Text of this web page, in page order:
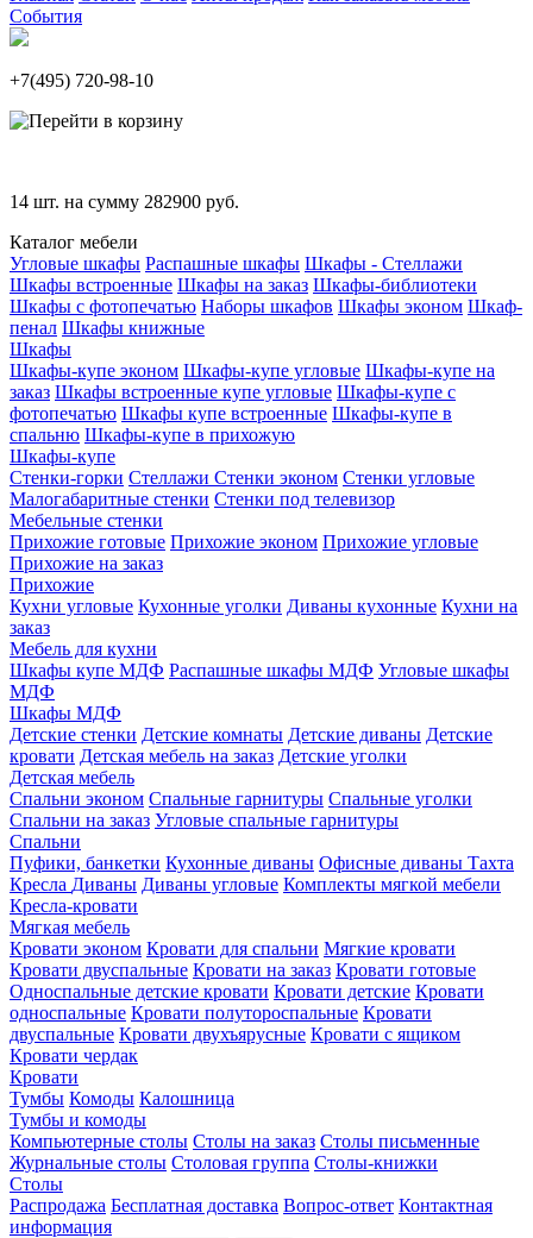
События
+7(495) 720-98-10
14 шт. на сумму 282900 руб.
Каталог мебели
Угловые шкафы Распашные шкафы Шкафы - Стеллажи
Шкафы встроенные Шкафы на заказ Шкафы-библиотеки
Шкафы с фотопечатью Наборы шкафов Шкафы эконом Шкаф-
пенал Шкафы книжные
Шкафы
Шкафы-купе эконом Шкафы-купе угловые Шкафы-купе на
заказ Шкафы встроенные купе угловые Шкафы-купе с
фотопечатью Шкафы купе встроенные Шкафы-купе в
спальню Шкафы-купе в прихожую
Шкафы-купе
Стенки-горки Стеллажи Стенки эконом Стенки угловые
Малогабаритные стенки Стенки под телевизор
Мебельные стенки
Прихожие готовые Прихожие эконом Прихожие угловые
Прихожие на заказ
Прихожие
Кухни угловые Кухонные уголки Диваны кухонные Кухни на
заказ
Мебель для кухни
Шкафы купе МДФ Распашные шкафы МДФ Угловые шкафы
МДФ
Шкафы МДФ
Детские стенки Детские комнаты Детские диваны Детские
кровати Детская мебель на заказ Детские уголки
Детская мебель
Спальни эконом Спальные гарнитуры Спальные уголки
Спальни на заказ Угловые спальные гарнитуры
Спальни
Пуфики, банкетки Кухонные диваны Офисные диваны Тахта
Кресла Диваны Диваны угловые Комплекты мягкой мебели
Кресла-кровати
Мягкая мебель
Кровати эконом Кровати для спальни Мягкие кровати
Кровати двуспальные Кровати на заказ Кровати готовые
Односпальные детские кровати Кровати детские Кровати
односпальные Кровати полутороспальные Кровати
двуспальные Кровати двухъярусные Кровати с ящиком
Кровати чердак
Кровати
Тумбы Комоды Калошница
Тумбы и комоды
Компьютерные столы Столы на заказ Столы письменные
Журнальные столы Столовая группа Столы-книжки
Столы
Распродажа Бесплатная доставка Вопрос-ответ Контактная
информация